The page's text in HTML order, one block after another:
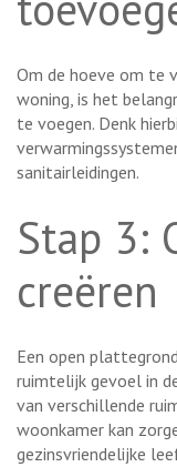
Om de hoeve om te
woning, is het
te voegen. Denk
sanitairleidingen.
Stap 3:
creëren
Een open
ruimtelijk gevoel in
van verschillende
woonkamer kan
gezinsvriendelijke